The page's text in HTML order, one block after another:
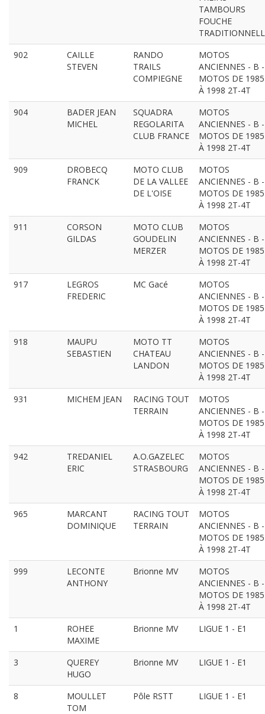
TAMBOURS
FOUCHE
902
CAILLE
STEVEN
RANDO
TRAILS
COMPIEGNE
MOTOS
ANCIENNES - B -
MOTOS DE 1985
À 1998 2T-4T
904
BADER JEAN
MICHEL
SQUADRA
REGOLARITA
CLUB FRANCE
MOTOS
ANCIENNES - B -
MOTOS DE 1985
À 1998 2T-4T
909
DROBECQ
FRANCK
MOTO CLUB
DE LA VALLEE
DE L'OISE
MOTOS
ANCIENNES - B -
MOTOS DE 1985
À 1998 2T-4T
911
CORSON
GILDAS
MOTO CLUB
GOUDELIN
MERZER
MOTOS
ANCIENNES - B -
MOTOS DE 1985
À 1998 2T-4T
917
LEGROS
FREDERIC
MC Gacé
MOTOS
ANCIENNES - B -
MOTOS DE 1985
À 1998 2T-4T
918
MAUPU
SEBASTIEN
MOTO TT
CHATEAU
LANDON
MOTOS
ANCIENNES - B -
MOTOS DE 1985
À 1998 2T-4T
931
MICHEM JEAN
RACING TOUT
TERRAIN
MOTOS
ANCIENNES - B -
MOTOS DE 1985
À 1998 2T-4T
942
TREDANIEL
ERIC
A.O.GAZELEC
STRASBOURG
MOTOS
ANCIENNES - B -
MOTOS DE 1985
À 1998 2T-4T
965
MARCANT
DOMINIQUE
RACING TOUT
TERRAIN
MOTOS
ANCIENNES - B -
MOTOS DE 1985
À 1998 2T-4T
999
LECONTE
ANTHONY
Brionne MV
MOTOS
ANCIENNES - B -
MOTOS DE 1985
À 1998 2T-4T
1
ROHEE
MAXIME
Brionne MV LIGUE 1 - E1
3
QUEREY
HUGO
Brionne MV LIGUE 1 - E1
8
MOULLET
TOM
Pôle RSTT LIGUE 1 - E1